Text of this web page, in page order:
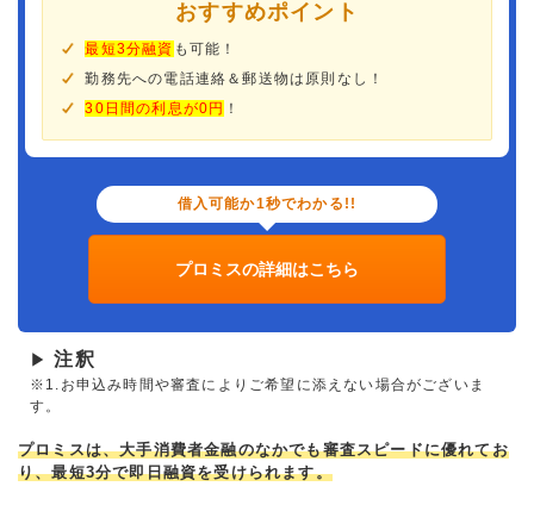
おすすめポイント
最短3分融資 も可能！
勤務先への電話連絡＆郵送物は原則なし！
30日間の利息が0円 ！
借入可能か1秒でわかる!!
プロミスの詳細はこちら
▶ 注釈
※1.お申込み時間や審査によりご希望に添えない場合がございま
す。
プロミスは、大手消費者金融のなかでも審査スピードに優れてお
り、最短3分で即日融資を受けられます。